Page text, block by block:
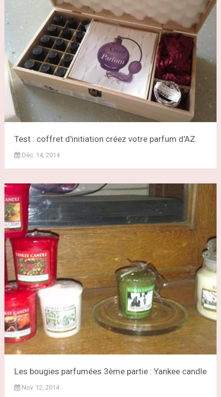
Test : coffret d'initiation créez votre parfum d'AZ
Déc. 14, 2014
Les bougies parfumées 3ème partie : Yankee candle
Nov. 12, 2014